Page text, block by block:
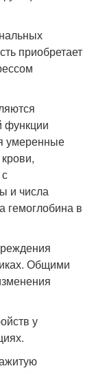
приобретает
функции
умеренные
и числа
гемоглобина в
Общими
у